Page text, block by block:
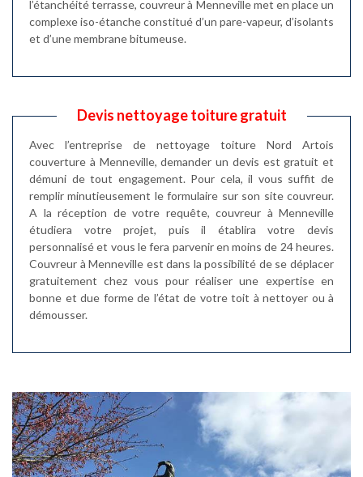
l’étanchéité terrasse, couvreur à Menneville met en place un
complexe iso-étanche constitué d’un pare-vapeur, d’isolants
et d’une membrane bitumeuse.
Devis nettoyage toiture gratuit
Avec l’entreprise de nettoyage toiture Nord Artois
couverture à Menneville, demander un devis est gratuit et
démuni de tout engagement. Pour cela, il vous suffit de
remplir minutieusement le formulaire sur son site couvreur.
A la réception de votre requête, couvreur à Menneville
étudiera votre projet, puis il établira votre devis
personnalisé et vous le fera parvenir en moins de 24 heures.
Couvreur à Menneville est dans la possibilité de se déplacer
gratuitement chez vous pour réaliser une expertise en
bonne et due forme de l’état de votre toit à nettoyer ou à
démousser.